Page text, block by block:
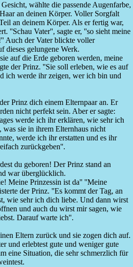
wählte die passende Augenfarbe,
an deinen Körper. Voller Sorgfalt
an deinem Körper. Als er fertig war,
''Schau Vater'', sagte er, ''so sieht meine
Auch der Vater blickte voller
dieses gelungene Werk.
auf die Erde geboren werden, meine
der Prinz. ''Sie soll erleben, wie es auf
ich werde ihr zeigen, wer ich bin und
Prinz dich einem Elternpaar an. Er
nicht perfekt sein. Aber er sagte:
werde ich ihr erklären, wie sehr ich
was sie in ihrem Elternhaus nicht
werde ich ihr erstatten und es ihr
zurückgeben''.
du geboren! Der Prinz stand an
war überglücklich.
Meine Prinzessin ist da'' ''Meine
der Prinz. ''Es kommt der Tag, an
wie sehr ich dich liebe. Und dann wirst
und auch du wirst mir sagen, wie
Darauf warte ich''.
Eltern zurück und sie zogen dich auf.
und erlebtest gute und weniger gute
eine Situation, die sehr schmerzlich für